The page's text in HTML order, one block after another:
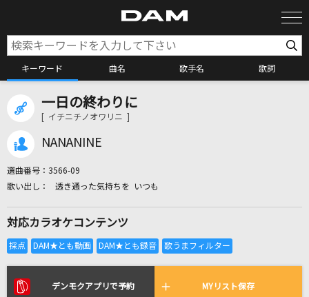
キーワード 曲名 歌手名 歌詞
カラオケ検索
全国りれき
リアルタイムで歌われている曲の一覧
一日の終わりに
[ イチニチノオワリニ ]
NANANINE
選曲番号： 3566-09
透き通った気持ちを いつも
対応カラオケコンテンツ
デンモクアプリで予約 MYリスト保存